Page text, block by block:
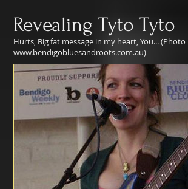
Revealing Tyto Tyto
Hurts, Big fat message in my heart, You... (Photo
www.bendigobluesandroots.com.au)